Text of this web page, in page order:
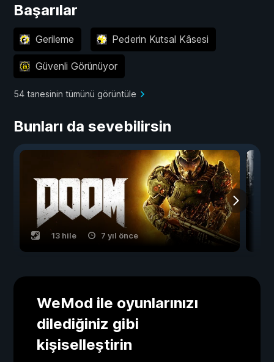
Başarılar
Gerileme Pederin Kutsal Kâsesi
Güvenli Görünüyor
54 tanesinin tümünü görüntüle
Bunları da sevebilirsin
13 hile 7 yıl önce
WeMod ile oyunlarınızı
dilediğiniz gibi
kişiselleştirin